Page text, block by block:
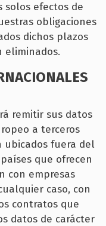
solos efectos de
obligaciones
dichos plazos
eliminados.
remitir sus datos
a terceros
ubicados fuera del
que ofrecen
con empresas
caso, con
contratos que
datos de carácter